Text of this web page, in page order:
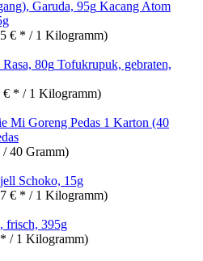
Kacang Atom
€ * / 1 Kilogramm)
Tofukrupuk, gebraten,
€ * / 1 Kilogramm)
1 Karton (40
40 Gramm)
Schoko, 15g
€ * / 1 Kilogramm)
frisch, 395g
/ 1 Kilogramm)